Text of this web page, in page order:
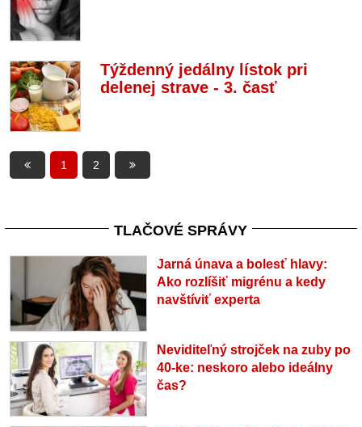
Týždenný jedálny lístok pri
delenej strave - 3. časť
1 2
TLAČOVÉ SPRÁVY
Jarná únava a bolesť hlavy:
Ako rozlíšiť migrénu a kedy
navštíviť experta
Neviditeľný strojček na zuby po
40-ke: neskoro alebo ideálny
čas?